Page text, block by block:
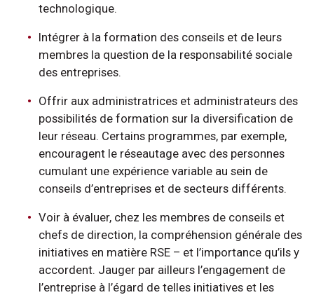
technologique.
Intégrer à la formation des conseils et de leurs
membres la question de la responsabilité sociale
des entreprises.
Offrir aux administratrices et administrateurs des
possibilités de formation sur la diversification de
leur réseau. Certains programmes, par exemple,
encouragent le réseautage avec des personnes
cumulant une expérience variable au sein de
conseils d’entreprises et de secteurs différents.
Voir à évaluer, chez les membres de conseils et
chefs de direction, la compréhension générale des
initiatives en matière RSE – et l’importance qu’ils y
accordent. Jauger par ailleurs l’engagement de
l’entreprise à l’égard de telles initiatives et les